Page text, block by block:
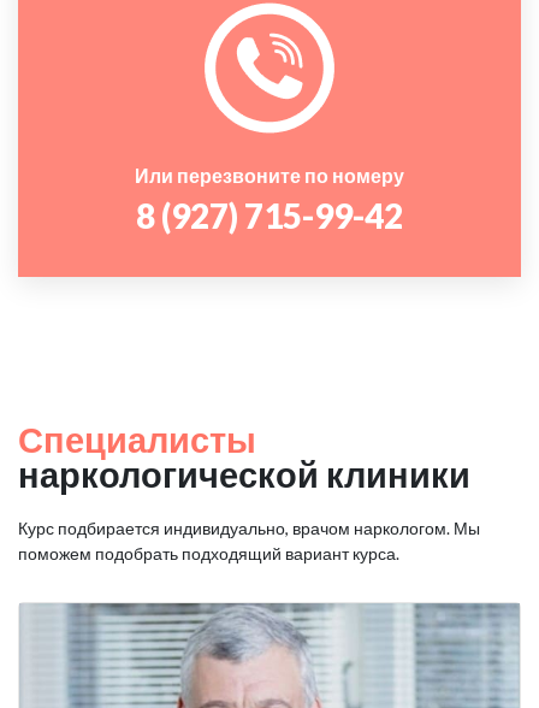
Или перезвоните по номеру
8 (927) 715-99-42
Специалисты
наркологической клиники
Курс подбирается индивидуально, врачом наркологом. Мы
поможем подобрать подходящий вариант курса.